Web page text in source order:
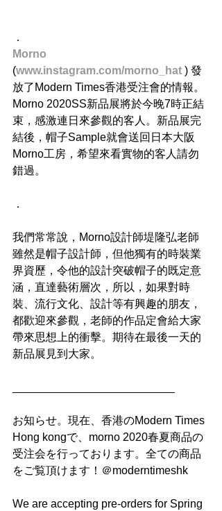
．
Morno
(www.instagram.com/morno_hat ) 發
放了Modern Times香港受注會的情報。
Morno 2020SS新品展將於今晚7時正結
束，感激連日來參觀的客人。新品展完
結後，帽子Sample就會送回日本大阪
Morno工房，希望來看實物的客人請勿
錯過。
．
我們常常說，Morno設計師堤隆弘老師
雖然是帽子設計師，但他獨有的時裝業
界資歷，令他的設計突破帽子的既定意
涵，直達藝術層次，所以，如果對時
裝、流行文化、設計等有興趣的朋友，
都歡迎來參觀，老師的作品定會給大家
帶來思想上的衝擊。期待在最後一天的
新品展見到大家。
お知らせ。現在、香港のModern Times
Hong kongで、morno 2020春夏商品の
受注会を行っております。全ての商品
をご覧頂けます！＠moderntimeshk
We are accepting pre-orders for Spring